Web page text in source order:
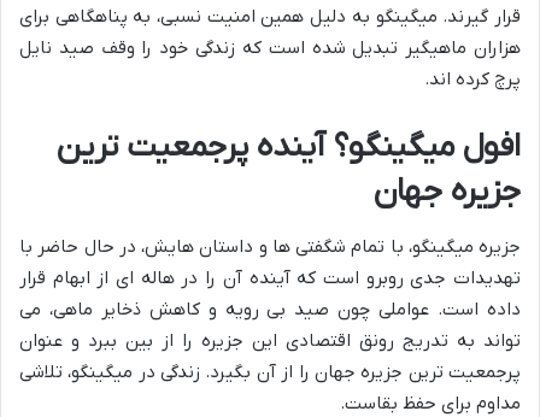
قرار گیرند. میگینگو به دلیل همین امنیت نسبی، به پناهگاهی برای
هزاران ماهیگیر تبدیل شده است که زندگی خود را وقف صید نایل
پرچ کرده اند.
افول میگینگو؟ آینده پرجمعیت ترین
جزیره جهان
جزیره میگینگو، با تمام شگفتی ها و داستان هایش، در حال حاضر با
تهدیدات جدی روبرو است که آینده آن را در هاله ای از ابهام قرار
داده است. عواملی چون صید بی رویه و کاهش ذخایر ماهی، می
تواند به تدریج رونق اقتصادی این جزیره را از بین ببرد و عنوان
پرجمعیت ترین جزیره جهان را از آن بگیرد. زندگی در میگینگو، تلاشی
مداوم برای حفظ بقاست.